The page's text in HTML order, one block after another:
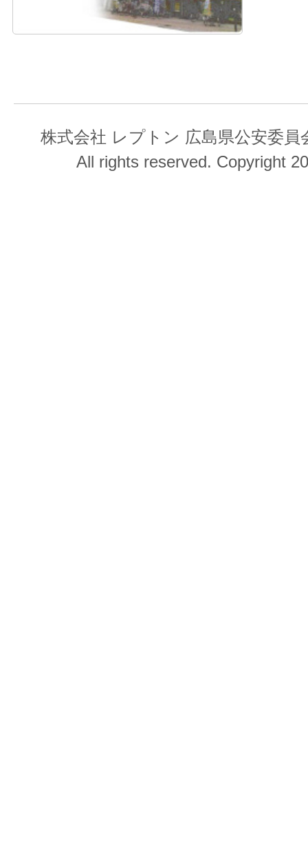
株式会社 レプトン 広島県公安委員
All rights reserved. Copyright